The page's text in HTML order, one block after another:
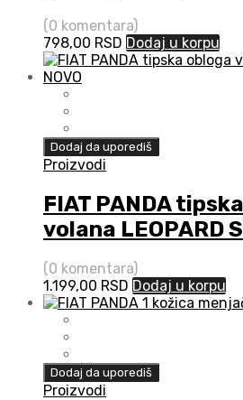
(0 komentara)
798,00 RSD Dodaj u korpu
Dodaj da uporediš
Proizvodi
FIAT PANDA
volana LEOPARD
(0 komentara)
1.199,00 RSD Dodaj u korpu
Dodaj da uporediš
Proizvodi